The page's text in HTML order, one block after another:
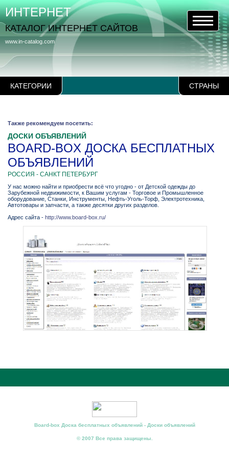
КАТЕГОРИИ СТРАНЫ
www.in-catalog.com
ИНТЕРНЕТ
КАТАЛОГ ИНТЕРНЕТ САЙТОВ
Также рекомендуем посетить:
ДОСКИ ОБЪЯВЛЕНИЙ
BOARD-BOX ДОСКА БЕСПЛАТНЫХ
ОБЪЯВЛЕНИЙ
РОССИЯ - САНКТ ПЕТЕРБУРГ
У нас можно найти и приобрести всё что угодно - от Детской одежды до
Зарубежной недвижимости, к Вашим услугам - Торговое и Промышленное
оборудование, Станки, Инструменты, Нефть-Уголь-Торф, Электротехника,
Автотовары и запчасти, а также десятки других разделов.
Адрес сайта - http://www.board-box.ru/
Board-box Доска бесплатных объявлений - Доски объявлений
© 2007 Все права защищены.